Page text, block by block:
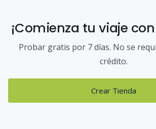
¡Comienza tu viaje
Probar gratis por 7 días. No se
crédito.
Crear Tienda